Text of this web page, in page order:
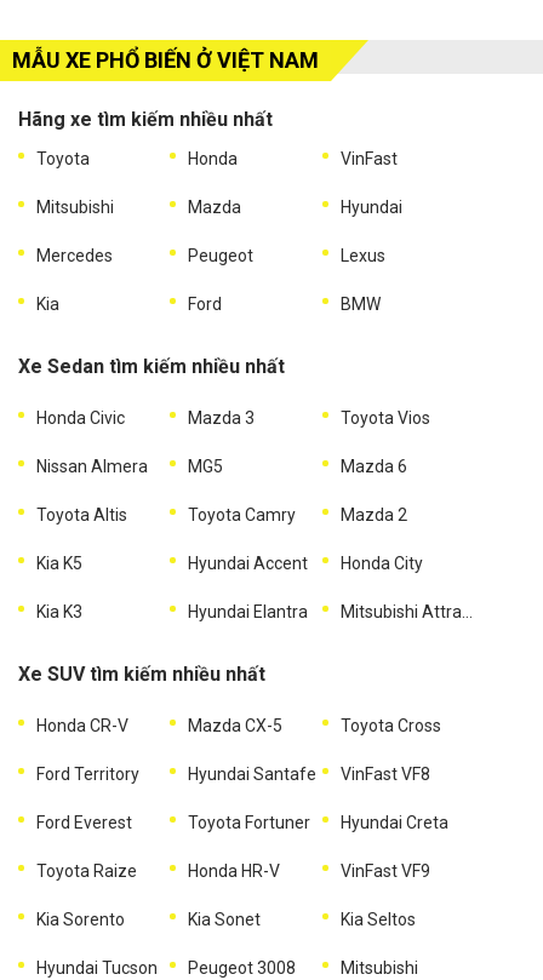
MẪU XE PHỔ BIẾN Ở VIỆT NAM
Hãng xe tìm kiếm nhiều nhất
Toyota Honda VinFast
Mitsubishi Mazda Hyundai
Mercedes Peugeot Lexus
Kia Ford BMW
Xe Sedan tìm kiếm nhiều nhất
Honda Civic Mazda 3 Toyota Vios
Nissan Almera MG5 Mazda 6
Toyota Altis Toyota Camry Mazda 2
Kia K5 Hyundai Accent Honda City
Kia K3 Hyundai Elantra Mitsubishi Attrage
Xe SUV tìm kiếm nhiều nhất
Honda CR-V Mazda CX-5 Toyota Cross
Ford Territory Hyundai Santafe VinFast VF8
Ford Everest Toyota Fortuner Hyundai Creta
Toyota Raize Honda HR-V VinFast VF9
Kia Sorento Kia Sonet Kia Seltos
Hyundai Tucson Peugeot 3008
Mitsubishi